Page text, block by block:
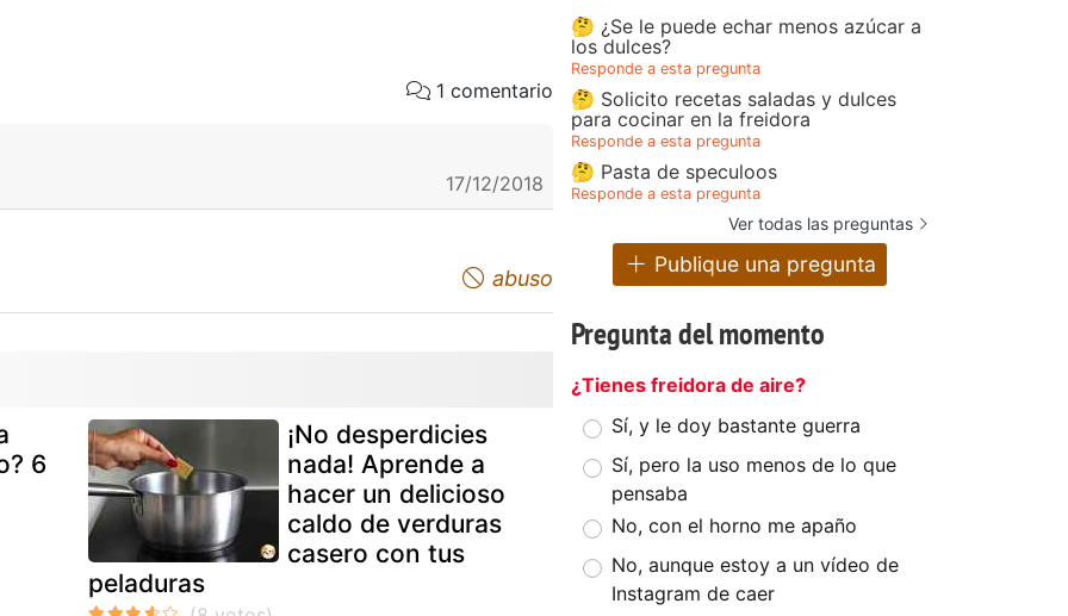
1 comentario
17/12/2018
abuso
6
¡No desperdicies
nada! Aprende a
hacer un delicioso
caldo de verduras
casero con tus
peladuras
🤔 ¿Se le puede echar menos azúcar a
los dulces?
Responde a esta pregunta
🤔 Solicito recetas saladas y dulces
para cocinar en la freidora
Responde a esta pregunta
🤔 Pasta de speculoos
Responde a esta pregunta
Ver todas las preguntas
Publique una pregunta
Pregunta del momento
¿Tienes freidora de aire?
Sí, y le doy bastante guerra
Sí, pero la uso menos de lo que
pensaba
No, con el horno me apaño
No, aunque estoy a un vídeo de
Instagram de caer